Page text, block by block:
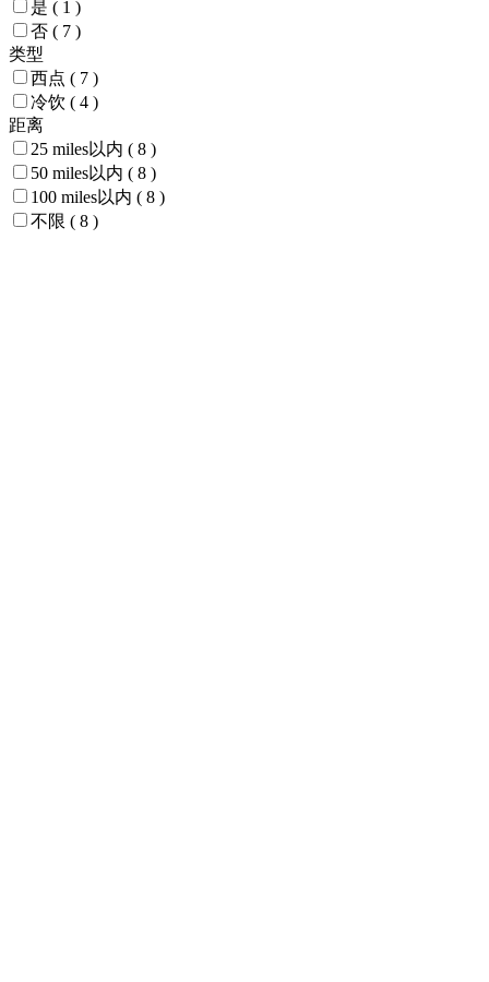
是 ( 1 )
否 ( 7 )
类型
西点 ( 7 )
冷饮 ( 4 )
距离
25 miles以内 ( 8 )
50 miles以内 ( 8 )
100 miles以内 ( 8 )
不限 ( 8 )